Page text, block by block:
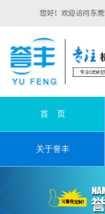
首 页
关于誉丰